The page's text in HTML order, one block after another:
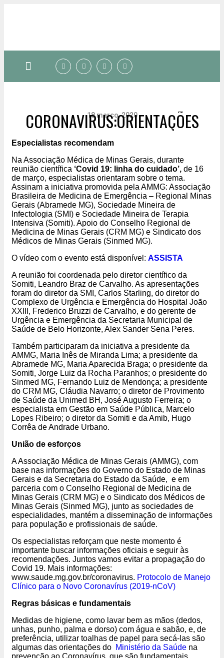
18 março, 2020
CORONAVIRUS:ORIENTAÇÕES
Especialistas recomendam
Na Associação Médica de Minas Gerais, durante
reunião científica ‘Covid 19: linha do cuidado’, de 16
de março, especialistas orientaram sobre o tema.
Assinam a iniciativa promovida pela AMMG: Associação
Brasileira de Medicina de Emergência – Regional Minas
Gerais (Abramede MG), Sociedade Mineira de
Infectologia (SMI) e Sociedade Mineira de Terapia
Intensiva (Somiti). Apoio do Conselho Regional de
Medicina de Minas Gerais (CRM MG) e Sindicato dos
Médicos de Minas Gerais (Sinmed MG).
O vídeo com o evento está disponível: ASSISTA
A reunião foi coordenada pelo diretor científico da
Somiti, Leandro Braz de Carvalho. As apresentações
foram do diretor da SMI, Carlos Starling, do diretor do
Complexo de Urgência e Emergência do Hospital João
XXIII, Frederico Bruzzi de Carvalho, e do gerente de
Urgência e Emergência da Secretaria Municipal de
Saúde de Belo Horizonte, Alex Sander Sena Peres.
Também participaram da iniciativa a presidente da
AMMG, Maria Inês de Miranda Lima; a presidente da
Abramede MG, Maria Aparecida Braga; o presidente da
Somiti, Jorge Luiz da Rocha Paranhos; o presidente do
Sinmed MG, Fernando Luiz de Mendonça; a presidente
do CRM MG, Cláudia Navarro; o diretor de Provimento
de Saúde da Unimed BH, José Augusto Ferreira; o
especialista em Gestão em Saúde Pública, Marcelo
Lopes Ribeiro; o diretor da Somiti e da Amib, Hugo
Corrêa de Andrade Urbano.
União de esforços
A Associação Médica de Minas Gerais (AMMG), com
base nas informações do Governo do Estado de Minas
Gerais e da Secretaria do Estado da Saúde, e em
parceria com o Conselho Regional de Medicina de
Minas Gerais (CRM MG) e o Sindicato dos Médicos de
Minas Gerais (Sinmed MG), junto as sociedades de
especialidades, mantém a disseminação de informações
para população e profissionais de saúde.
Os especialistas reforçam que neste momento é
importante buscar informações oficiais e seguir às
recomendações. Juntos vamos evitar a propagação do
Covid 19. Mais informações:
www.saude.mg.gov.br/coronavirus. Protocolo de Manejo
Clínico para o Novo Coronavírus (2019-nCoV)
Regras básicas e fundamentais
Medidas de higiene, como lavar bem as mãos (dedos,
unhas, punho, palma e dorso) com água e sabão, e, de
preferência, utilizar toalhas de papel para secá-las são
algumas das orientações do Ministério da Saúde na
prevenção ao Coronavírus, que são fundamentais.